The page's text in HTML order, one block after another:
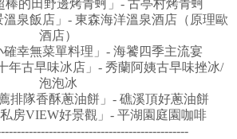
棒的田野邊烤青蚵」- 古亭村烤青蚵
溫泉飯店」- 東森海洋溫泉酒店（原理歐
酒店）
確幸無菜單料理 」- 海饕四季主流宴
年古早味冰店」- 秀蘭阿姨古早味挫冰/
泡泡冰
排隊香酥蔥油餅 」- 礁溪頂好蔥油餅
私房VIEW好景觀」- 平湖園庭園咖啡